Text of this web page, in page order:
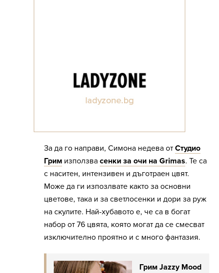
За да го направи, Симона недева от Студио
Грим използва сенки за очи на Grimas. Те са
с наситен, интензивен и дъготраен цвят.
Може да ги изпозлвате както за основни
цветове, така и за светлосенки и дори за руж
на скулите. Най-хубавото е, че са в богат
набор от 76 цвята, която могат да се смесват
изключително проятно и с много фантазия.
Грим Jazzy Mood